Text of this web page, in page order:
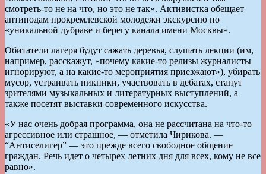
смотреть-то не на что, но это не так». Активистка обещает
антиподам прокремлевской молодежи экскурсию по
«уникальной дубраве и берегу канала имени Москвы».
Обитатели лагеря будут сажать деревья, слушать лекции (им,
например, расскажут, «почему какие-то релизы журналисты
игнорируют, а на какие-то мероприятия приезжают»), убирать
мусор, устраивать пикники, участвовать в дебатах, станут
зрителями музыкальных и литературных выступлений, а
также посетят выставки современного искусства.
«У нас очень добрая программа, она не рассчитана на что-то
агрессивное или страшное, — отметила Чирикова. —
“Антиселигер” — это прежде всего свободное общение
граждан. Речь идет о четырех летних дня для всех, кому не все
равно».